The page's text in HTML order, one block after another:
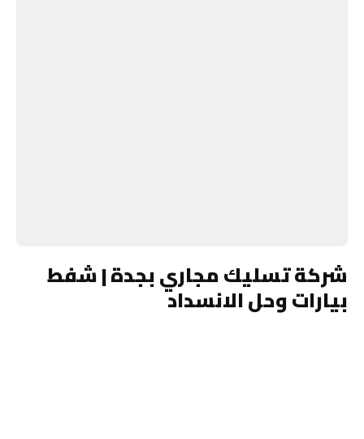
شركة تسليك مجاري بجدة | شفط
بيارات وحل الانسداد